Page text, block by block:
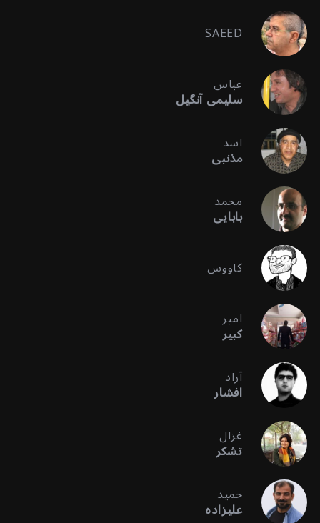
SAEED
عباس
سلیمی آنگیل
اسد
مذنبی
محمد
بابایی
کاووس
امیر
کبیر
آراد
افشار
غزال
تشکر
حمید
علیزاده